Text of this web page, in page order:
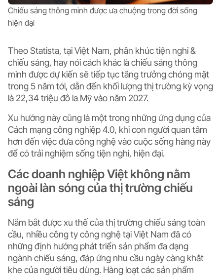
Chiếu sáng thông minh được ưa chuộng trong đời sống
hiện đại
Theo Statista, tại Việt Nam, phân khúc tiện nghi &
chiếu sáng, hay nói cách khác là chiếu sáng thông
minh được dự kiến sẽ tiếp tục tăng trưởng chóng mặt
trong 5 năm tới, dẫn đến khối lượng thị trường kỳ vọng
là 22,34 triệu đô la Mỹ vào năm 2027.
Xu hướng này cũng là một trong những ứng dụng của
Cách mạng công nghiệp 4.0, khi con người quan tâm
hơn đến việc đưa công nghệ vào cuộc sống hàng này
để có trải nghiệm sống tiện nghi, hiện đại.
Các doanh nghiệp Việt không nằm
ngoài làn sóng của thị trường chiếu
sáng
Nắm bắt được xu thế của thị trường chiếu sáng toàn
cầu, nhiều công ty công nghệ tại Việt Nam đã có
những định hướng phát triển sản phẩm đa dạng
ngành chiếu sáng, đáp ứng nhu cầu ngày càng khắt
khe của người tiêu dùng. Hàng loạt các sản phẩm